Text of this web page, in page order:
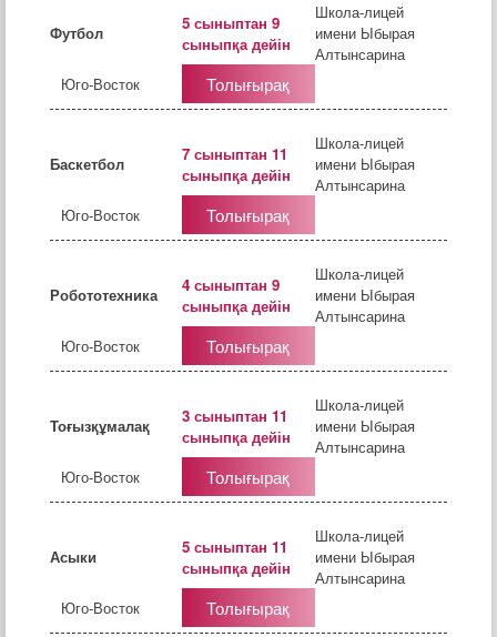
Футбол
5 сыныптан 9
сыныпқа дейін
Школа-лицей
имени Ыбырая
Алтынсарина
Юго-Восток
Толығырақ
Баскетбол
7 сыныптан 11
сыныпқа дейін
Школа-лицей
имени Ыбырая
Алтынсарина
Юго-Восток
Толығырақ
Робототехника
4 сыныптан 9
сыныпқа дейін
Школа-лицей
имени Ыбырая
Алтынсарина
Юго-Восток
Толығырақ
Тоғызқұмалақ
3 сыныптан 11
сыныпқа дейін
Школа-лицей
имени Ыбырая
Алтынсарина
Юго-Восток
Толығырақ
Асыки
5 сыныптан 11
сыныпқа дейін
Школа-лицей
имени Ыбырая
Алтынсарина
Юго-Восток
Толығырақ